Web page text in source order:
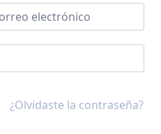
¿Olvidaste la contraseña?